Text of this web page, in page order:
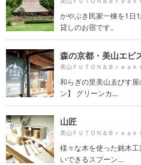
かやぶき民家一棟を1日
貸しのお宿です。
森の京都・美山エビ
美山ＦＵＴＯＮ＆Ｂｒｅａｋ
和らぎの里美山ゑびす
ン】 グリーンカ...
山匠
美山ＦＵＴＯＮ＆Ｂｒｅａｋ
様々な木を使った銘木
いできるスプーン...